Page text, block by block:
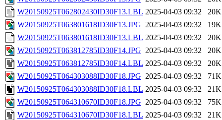
W20150925T062802430ID30F13.LBL 2025-04-03 09:32
20K
W20150925T063801618ID30F13.JPG 2025-04-03 09:32
19K
W20150925T063801618ID30F13.LBL 2025-04-03 09:32
20K
W20150925T063812785ID30F14.JPG 2025-04-03 09:32
20K
W20150925T063812785ID30F14.LBL 2025-04-03 09:32
20K
W20150925T064303088ID30F18.JPG 2025-04-03 09:32
71K
W20150925T064303088ID30F18.LBL 2025-04-03 09:32
21K
W20150925T064310670ID30F18.JPG 2025-04-03 09:32
75K
W20150925T064310670ID30F18.LBL 2025-04-03 09:32
21K